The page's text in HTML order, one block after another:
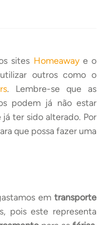
sites Homeaway e o
outros como o
. Lembre-se que as
podem já não estar
ter sido alterado. Por
que possa fazer uma
em transporte
pois este representa